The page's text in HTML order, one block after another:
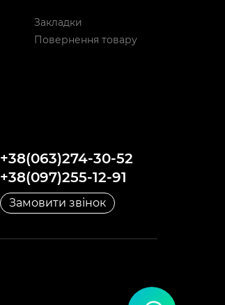
Закладки
Повернення товару
+38(063)274-30-52
+38(097)255-12-91
Замовити звінок